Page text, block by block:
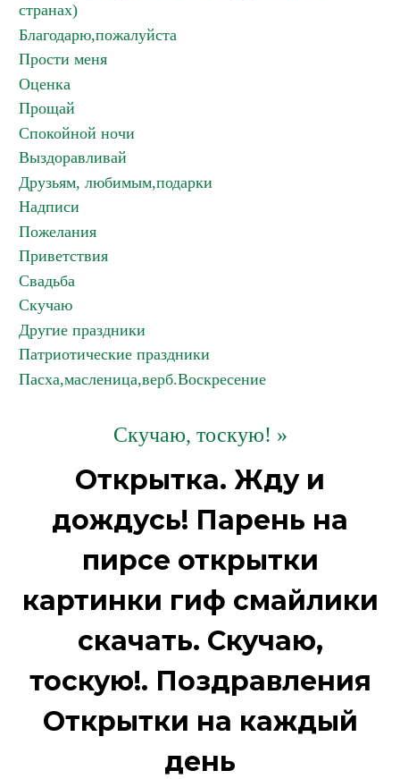
странах)
Благодарю,пожалуйста
Прости меня
Оценка
Прощай
Спокойной ночи
Выздоравливай
Друзьям, любимым,подарки
Надписи
Пожелания
Приветствия
Свадьба
Скучаю
Другие праздники
Патриотические праздники
Пасха,масленица,верб.Воскресение
Скучаю, тоскую! »
Открытка. Жду и
дождусь! Парень на
пирсе открытки
картинки гиф смайлики
скачать. Скучаю,
тоскую!. Поздравления
Открытки на каждый
день